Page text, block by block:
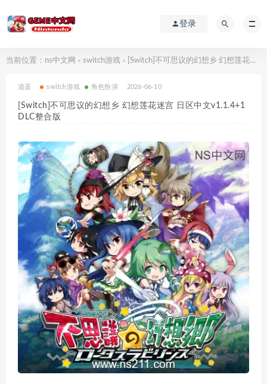
登录
当前位置： ns中文网 > switch游戏 > [Switch]不可思议的幻想乡 幻想莲花迷宫 日区中文v1.1.4+1DLC整合版
逍遥 switch游戏 角色扮演 2026-06-10
[Switch]不可思议的幻想乡 幻想莲花迷宫 日区中文v1.1.4+1
DLC整合版